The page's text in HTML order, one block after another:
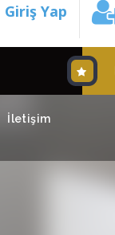
Giriş Yap
İletişim